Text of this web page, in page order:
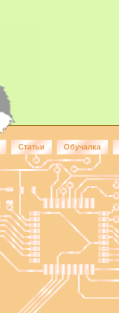
Статьи Обучалка